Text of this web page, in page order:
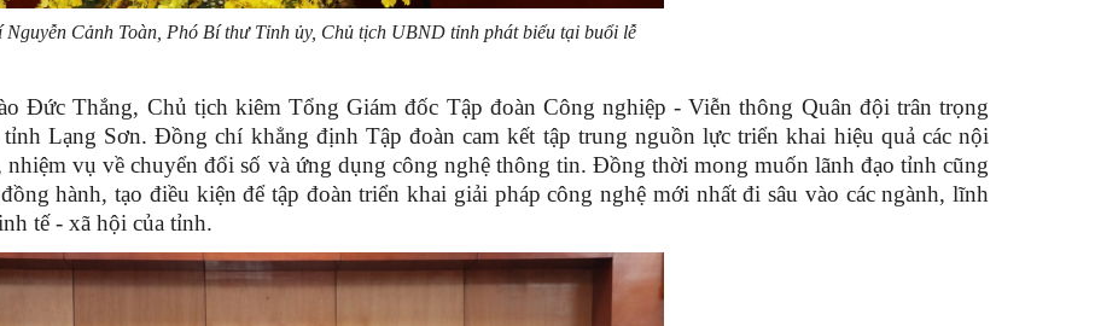
Cảnh Toàn, Phó Bí thư Tỉnh ủy, Chủ tịch UBND tỉnh phát biểu tại buổi lễ
Đức Thắng, Chủ tịch kiêm Tổng Giám đốc Tập đoàn Công nghiệp - Viễn thông Quân đội trân trọng
Lạng Sơn. Đồng chí khẳng định Tập đoàn cam kết tập trung nguồn lực triển khai hiệu quả các nội
nhiệm vụ về chuyển đổi số và ứng dụng công nghệ thông tin. Đồng thời mong muốn lãnh đạo tỉnh cũng
hành, tạo điều kiện để tập đoàn triển khai giải pháp công nghệ mới nhất đi sâu vào các ngành, lĩnh
tế - xã hội của tỉnh.